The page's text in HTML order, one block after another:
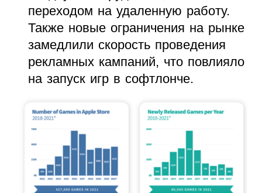
переходом на удаленную работу.
Также новые ограничения на рынке
замедлили скорость проведения
рекламных кампаний, что повлияло
на запуск игр в софтлонче.